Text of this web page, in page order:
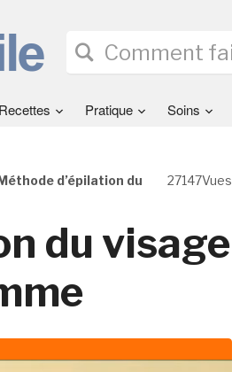
Recettes Pratique Soins
27147Vues
d’épilation du
du visage